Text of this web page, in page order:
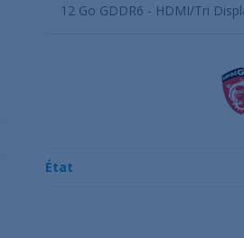
12 Go GDDR6 - HDMI/Tri
État